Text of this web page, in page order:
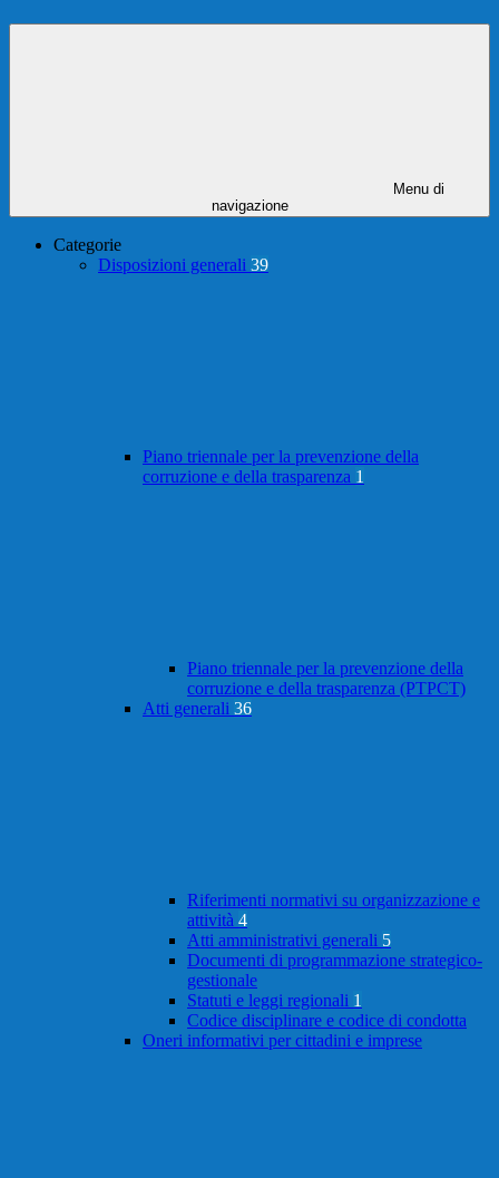
Menu di
navigazione
Categorie
Disposizioni generali 39
Piano triennale per la prevenzione della
corruzione e della trasparenza 1
Piano triennale per la prevenzione della
corruzione e della trasparenza (PTPCT)
Atti generali 36
Riferimenti normativi su organizzazione e
attività 4
Atti amministrativi generali 5
Documenti di programmazione strategico-
gestionale
Statuti e leggi regionali 1
Codice disciplinare e codice di condotta
Oneri informativi per cittadini e imprese